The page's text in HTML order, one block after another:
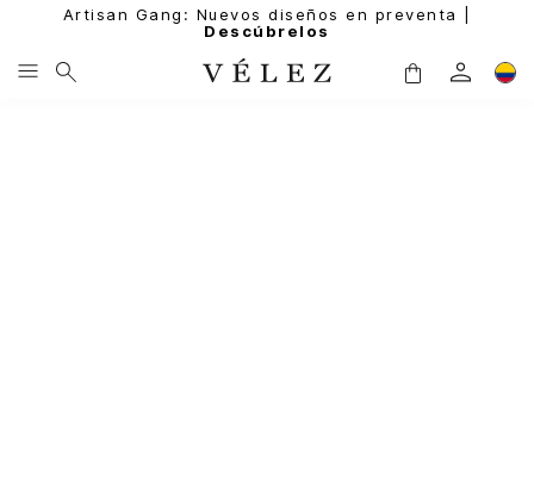
Artisan Gang: Nuevos diseños en preventa |
Descúbrelos